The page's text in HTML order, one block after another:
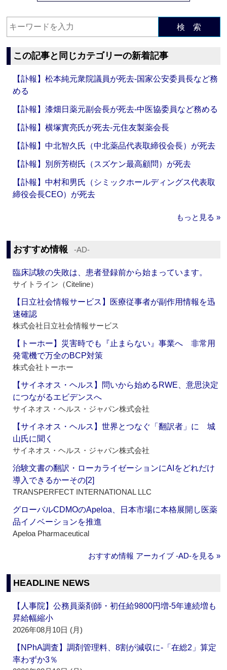
検 索
この記事と同じカテゴリーの新着記事
【訃報】松本純元衆院議員が死去‐国家公安委員長など務
める
【訃報】漆畑日薬元副会長が死去‐中医協委員など務める
【訃報】横塚實亮氏が死去‐元住友製薬会長
【訃報】中北智久氏（中北薬品代表取締役会長）が死去
【訃報】別所芳樹氏（スズケン最高顧問）が死去
【訃報】中村和男氏（シミックホールディングス代表取
締役会長CEO）が死去
もっと見る »
おすすめ情報 ‐AD‐
臨床試験の失敗は、患者登録前から始まっています。
サイトライン（Citeline）
【日立社会情報サービス】医療従事者が副作用情報を迅
速確認
株式会社日立社会情報サービス
【トーホー】災害時でも『止まらない』事業へ 非常用
発電機で万全のBCP対策
株式会社トーホー
【サイネオス・ヘルス】問いから始めるRWE、意思決定
につながるエビデンスへ
サイネオス・ヘルス・ジャパン株式会社
【サイネオス・ヘルス】世界とつなぐ「翻訳者」に 城
山氏に聞く
サイネオス・ヘルス・ジャパン株式会社
治験文書の翻訳・ローカライゼーションにAIをどれだけ
導入できるかーその[2]
TRANSPERFECT INTERNATIONAL LLC
グローバルCDMOのApeloa、日本市場に本格展開し医薬
品イノベーションを推進
Apeloa Pharmaceutical
おすすめ情報 アーカイブ ‐AD‐を見る »
HEADLINE NEWS
【人事院】公務員薬剤師・初任給9800円増‐5年連続増も
昇給幅縮小
2026年08月10日 (月)
【NPhA調査】調剤管理料、8割が減収に‐「在総2」算定
率わずか3％